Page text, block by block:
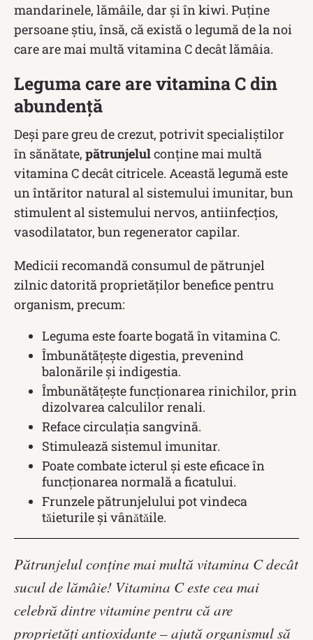
mandarinele, lămâile, dar și în kiwi. Puține
persoane știu, însă, că există o legumă de la noi
care are mai multă vitamina C decât lămâia.
Leguma care are vitamina C din
abundență
Deși pare greu de crezut, potrivit specialiștilor
în sănătate, pătrunjelulconține mai multă
vitamina C decât citricele. Această legumă este
un întăritor natural al sistemului imunitar, bun
stimulent al sistemului nervos, antiinfecţios,
vasodilatator, bun regenerator capilar.
Medicii recomandă consumul de pătrunjel
zilnic datorită proprietăților benefice pentru
organism, precum:
Leguma este foarte bogată în vitamina C.
Îmbunătăţeşte digestia, prevenind
balonările şi indigestia.
Îmbunătăţeşte funcţionarea rinichilor, prin
dizolvarea calculilor renali.
Reface circulaţia sangvină.
Stimulează sistemul imunitar.
Poate combate icterul și este eficace în
funcționarea normală a ficatului.
Frunzele pătrunjelului pot vindeca
tǎieturile şi vânǎtǎile.
Pătrunjelul conţine mai multă vitamina C decât
sucul de lămâie! Vitamina C este cea mai
celebră dintre vitamine pentru că are
proprietăţi antioxidante – ajută organismul să